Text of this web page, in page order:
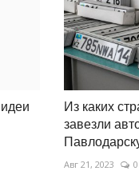
Из каких
завезли
Авг 21, 2023 0